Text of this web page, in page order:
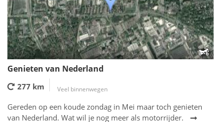
Genieten van Nederland
277 km Veel binnenwegen
Gereden op een koude zondag in Mei maar toch genieten
van Nederland. Wat wil je nog meer als motorrijder.